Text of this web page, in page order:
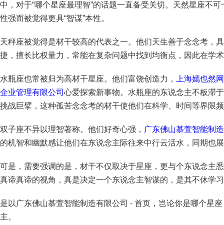
中，对于“哪个星座最理智”的话题一直备受关切。天然星座不
性强而被觉得更具“智谋”本性。
天秤座被觉得是材干较高的代表之一。他们天生善于念念考，
捷，擅长比权量力，常能在复杂问题中找到均衡点，因此在学
水瓶座也常被归为高材干星座。他们富饶创造力，
上海嫣也然
企业管理有限公司 心爱探索新事物。水瓶座的东说念主不板滞
挑战巨擘，这种孤苦念念考的材干使他们在科学、时间等界限
双子座不异以理智著称。他们好奇心强， 广东佛山慕萱智能制
的机智和幽默感让他们在东说念主际往来中行云活水，同期也
可是，需要强调的是，材干不仅取决于星座，更与个东说念主
真谛真谛的视角，真是决定一个东说念主智谋的，是其不休学
是以广东佛山慕萱智能制造有限公司 - 首页，岂论你是哪个星
主。